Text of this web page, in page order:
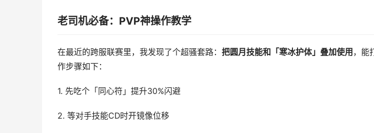
老司机必备：PVP神操作教学
在最近的跨服联赛里，我发现了个超骚套路： 把圆月技能和「寒冰护体」叠加使用 ，能
作步骤如下：
1. 先吃个「同心符」提升30%闪避
2. 等对手技能CD时开镜像位移